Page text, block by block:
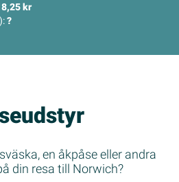
kr
?
en åkpåse eller andra
din resa till Norwich?